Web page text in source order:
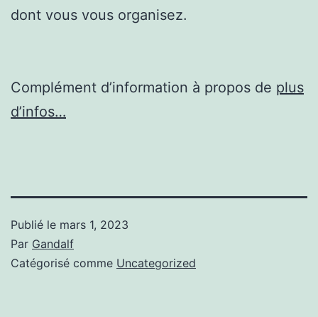
dont vous vous organisez.
Complément d’information à propos de plus
d’infos…
Publié le mars 1, 2023
Par Gandalf
Catégorisé comme Uncategorized